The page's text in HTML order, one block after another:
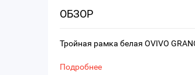
ОБЗОР
Тройная рамка белая OVIVO
Подробнее